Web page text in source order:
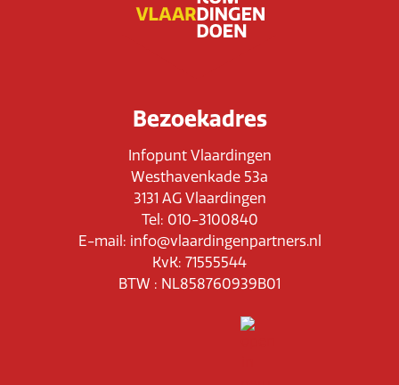
Bezoekadres
Infopunt Vlaardingen
Westhavenkade 53a
3131 AG Vlaardingen
Tel: 010-3100840
E-mail: info@vlaardingenpartners.nl
KvK: 71555544
BTW : NL858760939B01